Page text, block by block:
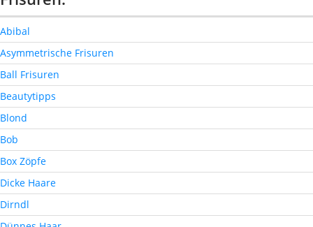
Abibal
Asymmetrische Frisuren
Ball Frisuren
Beautytipps
Blond
Bob
Box Zöpfe
Dicke Haare
Dirndl